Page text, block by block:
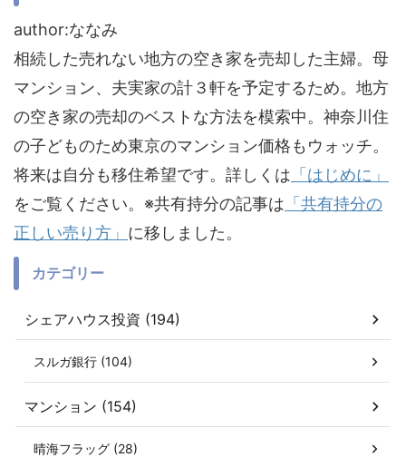
author:ななみ
相続した売れない地方の空き家を売却した主婦。母
マンション、夫実家の計３軒を予定するため。地方
の空き家の売却のベストな方法を模索中。神奈川住
の子どものため東京のマンション価格もウォッチ。
将来は自分も移住希望です。詳しくは 「はじめに」
をご覧ください。※共有持分の記事は 「共有持分の
正しい売り方」 に移しました。
カテゴリー
シェアハウス投資 (194)
スルガ銀行 (104)
マンション (154)
晴海フラッグ (28)